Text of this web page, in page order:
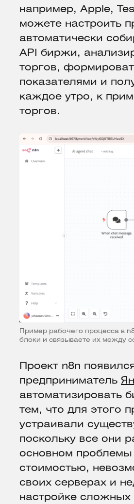
например, Apple,
можете настроить
автоматически
API биржи,
торгов,
показателями и
каждое утро, к
торгов.
Пример рабочего процесса в
блоки и связываете их между
Проект n8n
предприниматель
автоматизировать
тем, что для этого
устраивали
поскольку все они
основном
стоимостью,
своих серверах и
настройке сложных